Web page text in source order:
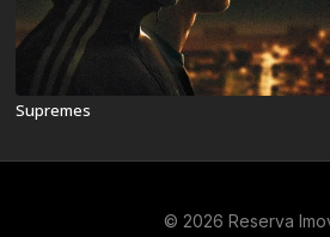
Supremes
© 2026 Reserva